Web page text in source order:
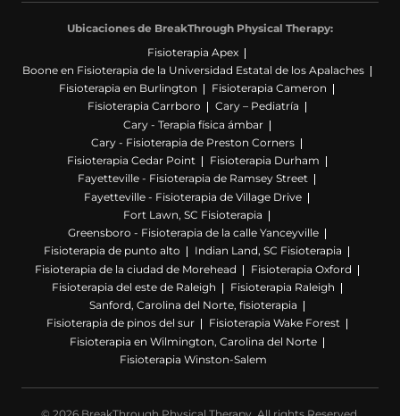
Ubicaciones de BreakThrough Physical Therapy:
Fisioterapia Apex
Boone en Fisioterapia de la Universidad Estatal de los Apalaches
Fisioterapia en Burlington
Fisioterapia Cameron
Fisioterapia Carrboro
Cary – Pediatría
Cary - Terapia física ámbar
Cary - Fisioterapia de Preston Corners
Fisioterapia Cedar Point
Fisioterapia Durham
Fayetteville - Fisioterapia de Ramsey Street
Fayetteville - Fisioterapia de Village Drive
Fort Lawn, SC Fisioterapia
Greensboro - Fisioterapia de la calle Yanceyville
Fisioterapia de punto alto
Indian Land, SC Fisioterapia
Fisioterapia de la ciudad de Morehead
Fisioterapia Oxford
Fisioterapia del este de Raleigh
Fisioterapia Raleigh
Sanford, Carolina del Norte, fisioterapia
Fisioterapia de pinos del sur
Fisioterapia Wake Forest
Fisioterapia en Wilmington, Carolina del Norte
Fisioterapia Winston-Salem